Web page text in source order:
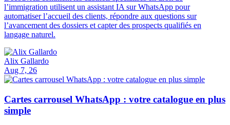
l’immigration utilisent un assistant IA sur WhatsApp pour
automatiser l’accueil des clients, répondre aux questions sur
l’avancement des dossiers et capter des prospects qualifiés en
langage naturel.
Alix Gallardo
Aug 7, 26
Cartes carrousel WhatsApp : votre catalogue en plus
simple